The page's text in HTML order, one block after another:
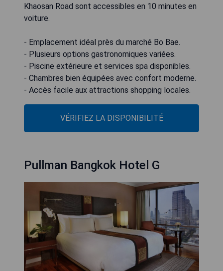
Khaosan Road sont accessibles en 10 minutes en
voiture.
- Emplacement idéal près du marché Bo Bae.
- Plusieurs options gastronomiques variées.
- Piscine extérieure et services spa disponibles.
- Chambres bien équipées avec confort moderne.
- Accès facile aux attractions shopping locales.
VÉRIFIEZ LA DISPONIBILITÉ
Pullman Bangkok Hotel G